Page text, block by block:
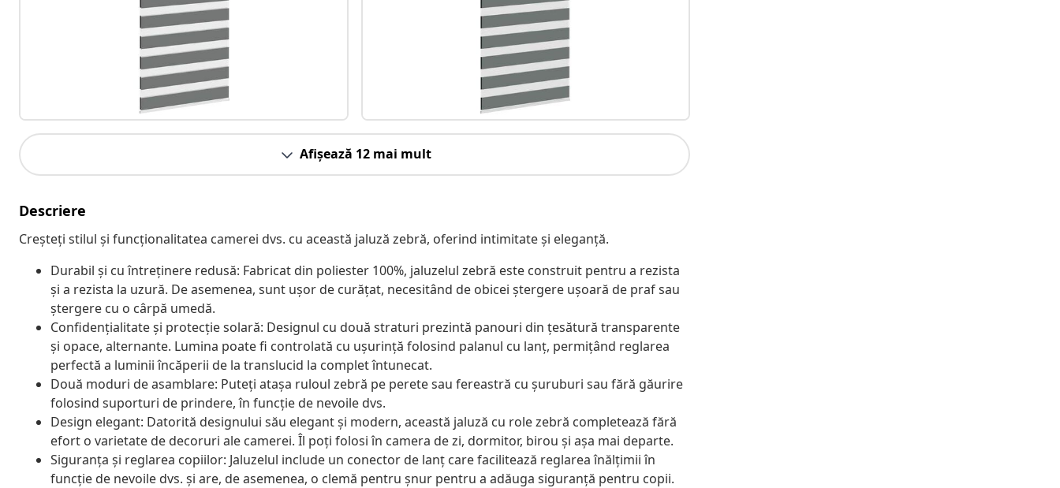
Afișează 12 mai mult
Descriere
Creșteți stilul și funcționalitatea camerei dvs. cu această jaluză zebră, oferind intimitate și eleganță.
Durabil și cu întreținere redusă: Fabricat din poliester 100%, jaluzelul zebră este construit pentru a rezista
și a rezista la uzură. De asemenea, sunt ușor de curățat, necesitând de obicei ștergere ușoară de praf sau
ștergere cu o cârpă umedă.
Confidențialitate și protecție solară: Designul cu două straturi prezintă panouri din țesătură transparente
și opace, alternante. Lumina poate fi controlată cu ușurință folosind palanul cu lanț, permițând reglarea
perfectă a luminii încăperii de la translucid la complet întunecat.
Două moduri de asamblare: Puteți atașa ruloul zebră pe perete sau fereastră cu șuruburi sau fără găurire
folosind suporturi de prindere, în funcție de nevoile dvs.
Design elegant: Datorită designului său elegant și modern, această jaluză cu role zebră completează fără
efort o varietate de decoruri ale camerei. Îl poți folosi în camera de zi, dormitor, birou și așa mai departe.
Siguranța și reglarea copiilor: Jaluzelul include un conector de lanț care facilitează reglarea înălțimii în
funcție de nevoile dvs. și are, de asemenea, o clemă pentru șnur pentru a adăuga siguranță pentru copii.